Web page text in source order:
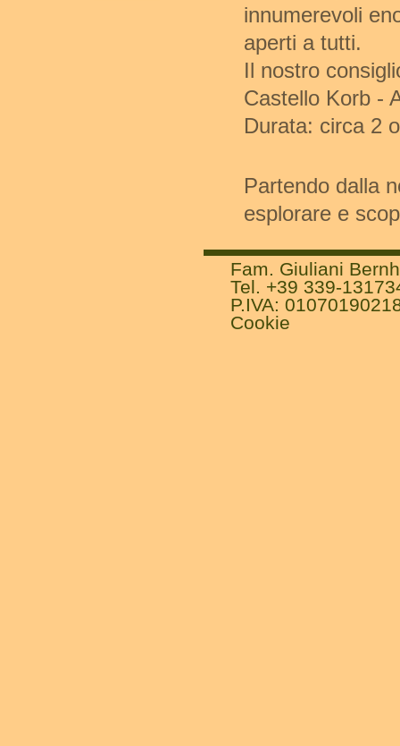
innumerevoli
aperti a tutti.
Il nostro
Castello Korb -
Durata: circa 2
Partendo dalla
esplorare e
Fam. Giuliani
Tel. +39 339-
P.IVA:
Cookie